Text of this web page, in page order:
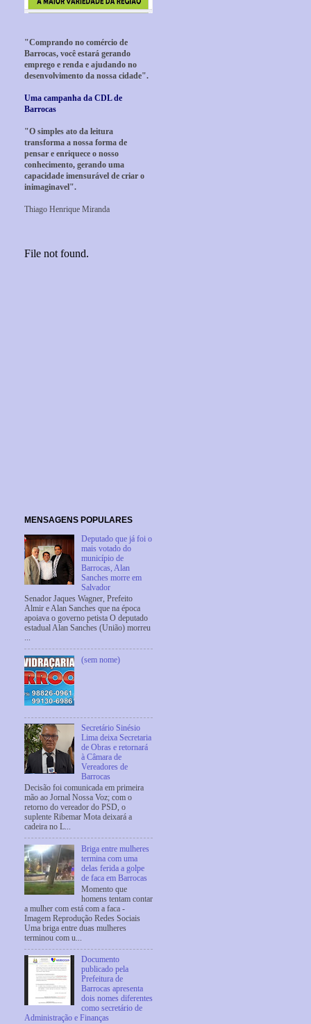
"Comprando no comércio de
Barrocas, você estará gerando
emprego e renda e ajudando no
desenvolvimento da nossa cidade".
Uma campanha da CDL de
Barrocas
"O simples ato da leitura
transforma a nossa forma de
pensar e enriquece o nosso
conhecimento, gerando uma
capacidade imensurável de criar o
inimaginavel".
Thiago Henrique Miranda
MENSAGENS POPULARES
Deputado que já foi o
mais votado do
município de
Barrocas, Alan
Sanches morre em
Salvador
Senador Jaques Wagner, Prefeito
Almir e Alan Sanches que na época
apoiava o governo petista O deputado
estadual Alan Sanches (União) morreu
...
(sem nome)
Secretário Sinésio
Lima deixa Secretaria
de Obras e retornará
à Câmara de
Vereadores de
Barrocas
Decisão foi comunicada em primeira
mão ao Jornal Nossa Voz; com o
retorno do vereador do PSD, o
suplente Ribemar Mota deixará a
cadeira no L...
Briga entre mulheres
termina com uma
delas ferida a golpe
de faca em Barrocas
Momento que
homens tentam contar
a mulher com está com a faca -
Imagem Reprodução Redes Sociais
Uma briga entre duas mulheres
terminou com u...
Documento
publicado pela
Prefeitura de
Barrocas apresenta
dois nomes diferentes
como secretário de
Administração e Finanças